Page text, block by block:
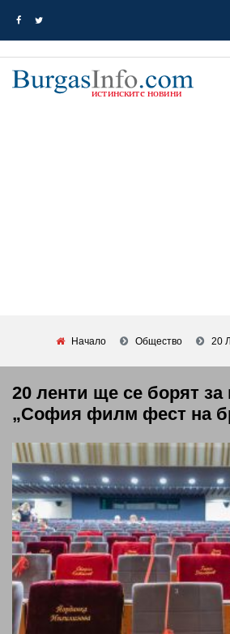
Начало Общество 20
20 ленти ще се борят за
„София филм фест на